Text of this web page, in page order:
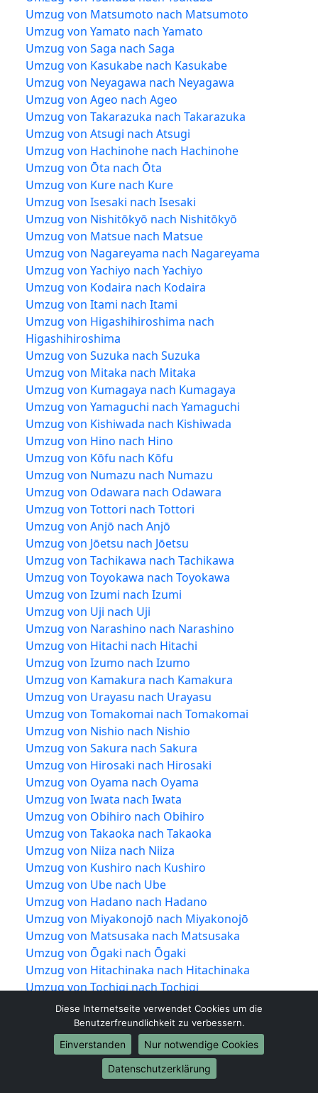
Umzug von Matsumoto nach Matsumoto
Umzug von Yamato nach Yamato
Umzug von Saga nach Saga
Umzug von Kasukabe nach Kasukabe
Umzug von Neyagawa nach Neyagawa
Umzug von Ageo nach Ageo
Umzug von Takarazuka nach Takarazuka
Umzug von Atsugi nach Atsugi
Umzug von Hachinohe nach Hachinohe
Umzug von Ōta nach Ōta
Umzug von Kure nach Kure
Umzug von Isesaki nach Isesaki
Umzug von Nishitōkyō nach Nishitōkyō
Umzug von Matsue nach Matsue
Umzug von Nagareyama nach Nagareyama
Umzug von Yachiyo nach Yachiyo
Umzug von Kodaira nach Kodaira
Umzug von Itami nach Itami
Umzug von Higashihiroshima nach
Higashihiroshima
Umzug von Suzuka nach Suzuka
Umzug von Mitaka nach Mitaka
Umzug von Kumagaya nach Kumagaya
Umzug von Yamaguchi nach Yamaguchi
Umzug von Kishiwada nach Kishiwada
Umzug von Hino nach Hino
Umzug von Kōfu nach Kōfu
Umzug von Numazu nach Numazu
Umzug von Odawara nach Odawara
Umzug von Tottori nach Tottori
Umzug von Anjō nach Anjō
Umzug von Jōetsu nach Jōetsu
Umzug von Tachikawa nach Tachikawa
Umzug von Toyokawa nach Toyokawa
Umzug von Izumi nach Izumi
Umzug von Uji nach Uji
Umzug von Narashino nach Narashino
Umzug von Hitachi nach Hitachi
Umzug von Izumo nach Izumo
Umzug von Kamakura nach Kamakura
Umzug von Urayasu nach Urayasu
Umzug von Tomakomai nach Tomakomai
Umzug von Nishio nach Nishio
Umzug von Sakura nach Sakura
Umzug von Hirosaki nach Hirosaki
Umzug von Oyama nach Oyama
Umzug von Iwata nach Iwata
Umzug von Obihiro nach Obihiro
Umzug von Takaoka nach Takaoka
Umzug von Niiza nach Niiza
Umzug von Kushiro nach Kushiro
Umzug von Ube nach Ube
Umzug von Hadano nach Hadano
Umzug von Miyakonojō nach Miyakonojō
Umzug von Matsusaka nach Matsusaka
Umzug von Ōgaki nach Ōgaki
Umzug von Hitachinaka nach Hitachinaka
Umzug von Tochigi nach Tochigi
Umzug von Ueda nach Ueda
Umzug von Kariya nach Kariya
Umzug von Noda nach Noda
Umzug von Kawanishi nach Kawanishi
Umzug von Higashimurayama nach
Diese Internetseite verwendet Cookies um die
Benutzerfreundlichkeit zu verbessern.
Einverstanden
Nur notwendige Cookies
Datenschutzerklärung